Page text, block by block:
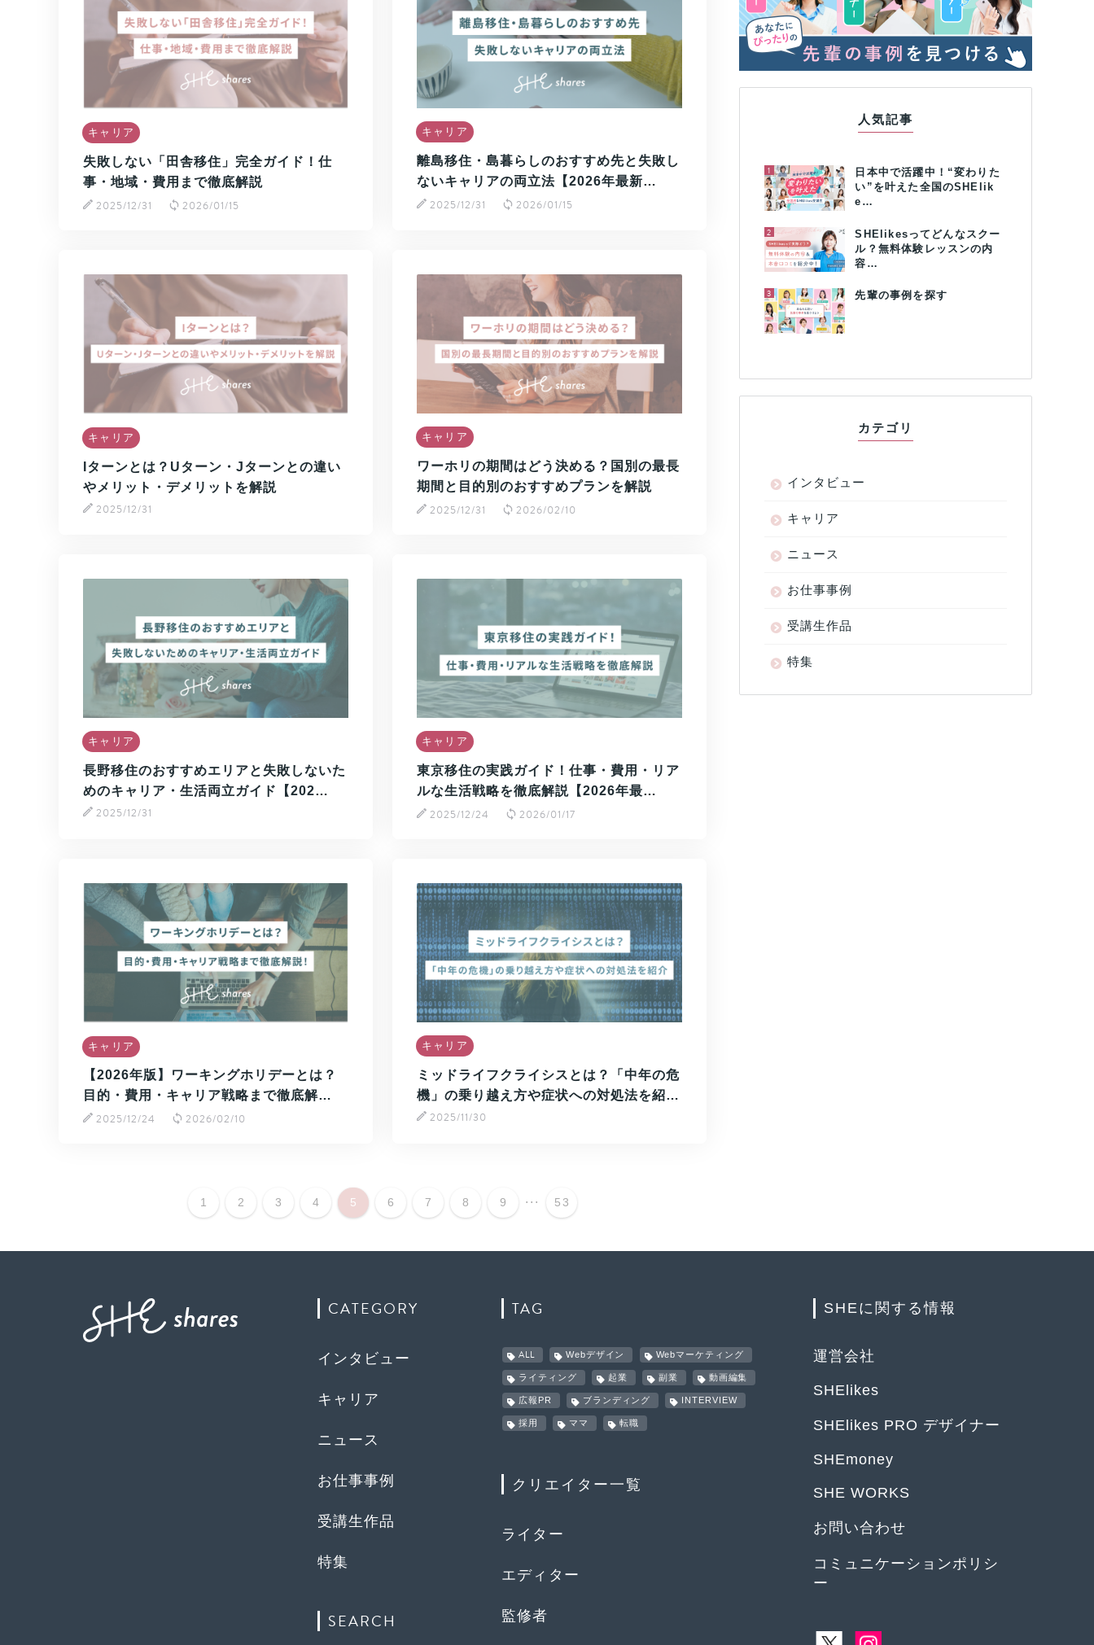
キャリア
失敗しない「田舎移住」完全ガイド！仕
事・地域・費用まで徹底解説
2025/12/31 2026/01/15
キャリア
離島移住・島暮らしのおすすめ先と失敗し
ないキャリアの両立法【2026年最新…
2025/12/31 2026/01/15
キャリア
Iターンとは？Uターン・Jターンとの違い
やメリット・デメリットを解説
2025/12/31
キャリア
ワーホリの期間はどう決める？国別の最長
期間と目的別のおすすめプランを解説
2025/12/31 2026/02/10
キャリア
長野移住のおすすめエリアと失敗しないた
めのキャリア・生活両立ガイド【202…
2025/12/31
キャリア
東京移住の実践ガイド！仕事・費用・リア
ルな生活戦略を徹底解説【2026年最…
2025/12/24 2026/01/17
キャリア
【2026年版】ワーキングホリデーとは？
目的・費用・キャリア戦略まで徹底解…
2025/12/24 2026/02/10
キャリア
ミッドライフクライシスとは？「中年の危
機」の乗り越え方や症状への対処法を紹…
2025/11/30
1 2 3 4 5 6 7 8 9 ... 53
人気記事
1
日本中で活躍中！“変わりた
い”を叶えた全国のSHElik
e…
2
SHElikesってどんなスクー
ル？無料体験レッスンの内
容…
3 先輩の事例を探す
カテゴリ
インタビュー
キャリア
ニュース
お仕事事例
受講生作品
特集
CATEGORY
インタビュー
キャリア
ニュース
お仕事事例
受講生作品
特集
SEARCH
TAG
ALL Webデザイン Webマーケティング
ライティング 起業 副業 動画編集
広報PR ブランディング INTERVIEW
採用 ママ 転職
クリエイター一覧
ライター
エディター
監修者
SHEに関する情報
運営会社
SHElikes
SHElikes PRO デザイナー
SHEmoney
SHE WORKS
お問い合わせ
コミュニケーションポリシ
ー